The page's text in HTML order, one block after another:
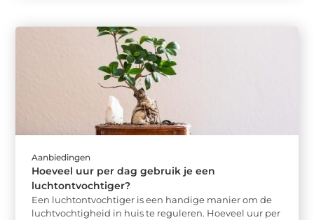
Aanbiedingen
Hoeveel uur per dag gebruik je een
luchtontvochtiger?
Een luchtontvochtiger is een handige manier om de
luchtvochtigheid in huis te reguleren. Hoeveel uur per